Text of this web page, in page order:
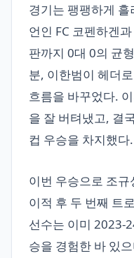
경기는 팽팽하게
언인 FC 코펜하겐
판까지 0대 0의 균
분, 이한범이 헤더
흐름을 바꾸었다.
을 잘 버텨냈고, 결
컵 우승을 차지했다.
이번 우승으로 조
이적 후 두 번째 트
선수는 이미 2023-
승을 경험한 바 있